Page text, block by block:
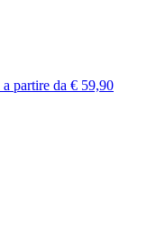
a partire da € 59,90